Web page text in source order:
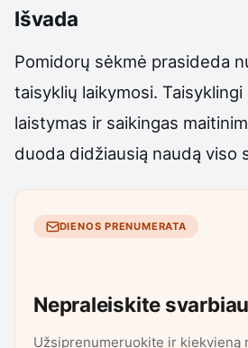
Išvada
Pomidorų sėkmė prasideda
taisyklių laikymosi.
laistymas ir saikingas
duoda didžiausią naudą viso
DIENOS PRENUMERATA
Nepraleiskite
Užsiprenumeruokite ir kiekvieną